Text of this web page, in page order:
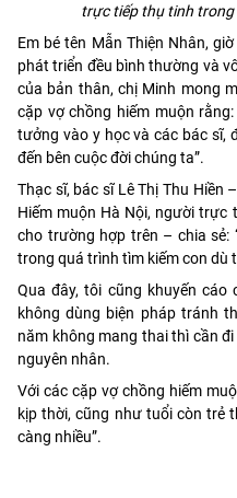
trực tiếp thụ tinh trong
Em bé tên Mẫn Thiện Nhân,
phát triển đều bình thường và
của bản thân, chị Minh mong
cặp vợ chồng hiếm muộn
tưởng vào y học và các bác sĩ,
đến bên cuộc đời chúng ta”.
Thạc sĩ, bác sĩ Lê Thị Thu Hiền
Hiếm muộn Hà Nội, người
cho trường hợp trên – chia sẻ:
trong quá trình tìm kiếm con dù
Qua đây, tôi cũng khuyến
không dùng biện pháp tránh
năm không mang thai thì cần
nguyên nhân.
Với các cặp vợ chồng hiếm
kịp thời, cũng như tuổi còn trẻ
càng nhiều”.